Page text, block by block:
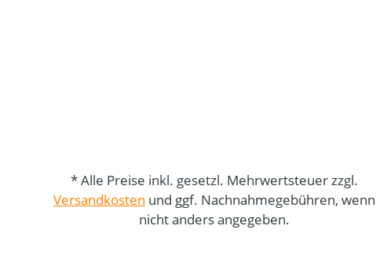
* Alle Preise inkl. gesetzl. Mehrwertsteuer zzgl.
Versandkosten und ggf. Nachnahmegebühren, wenn
nicht anders angegeben.